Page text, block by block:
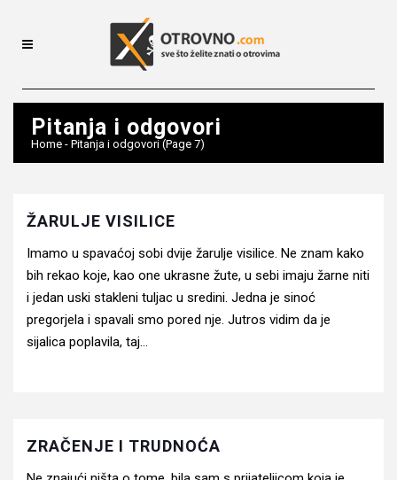
Pitanja i odgovori
Home - Pitanja i odgovori (Page 7)
ŽARULJE VISILICE
Imamo u spavaćoj sobi dvije žarulje visilice. Ne znam kako
bih rekao koje, kao one ukrasne žute, u sebi imaju žarne niti
i jedan uski stakleni tuljac u sredini. Jedna je sinoć
pregorjela i spavali smo pored nje. Jutros vidim da je
sijalica poplavila, taj...
ZRAČENJE I TRUDNOĆA